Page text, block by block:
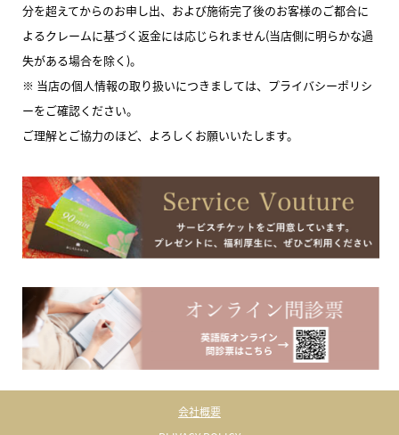
分を超えてからのお申し出、および施術完了後のお客様のご都合に
よるクレームに基づく返金には応じられません(当店側に明らかな過
失がある場合を除く)。
※ 当店の個人情報の取り扱いにつきましては、プライバシーポリシ
ーをご確認ください。
ご理解とご協力のほど、よろしくお願いいたします。
会社概要